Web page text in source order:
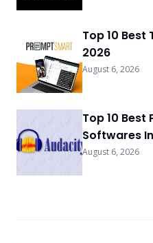
Top 10
2026
August 6, 2026
Top 10
Softwares
August 6, 2026